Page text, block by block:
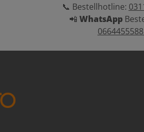
📞 Bestellhotline:
📲 WhatsApp